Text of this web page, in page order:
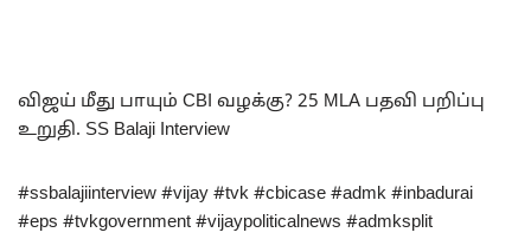
விஜய் மீது பாயும் CBI வழக்கு? 25 MLA பதவி பறிப்பு
உறுதி. SS Balaji Interview
#ssbalajiinterview #vijay #tvk #cbicase #admk #inbadurai
#eps #tvkgovernment #vijaypoliticalnews #admksplit